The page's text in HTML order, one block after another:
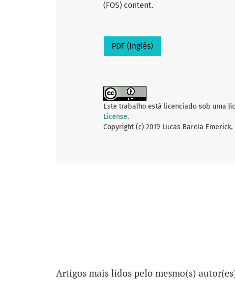
(FOS) content.
PDF (Inglês)
Este trabalho está licenciado sob uma
License.
Copyright (c) 2019 Lucas Barela Emerick,
Artigos mais lidos pelo mesmo(s)